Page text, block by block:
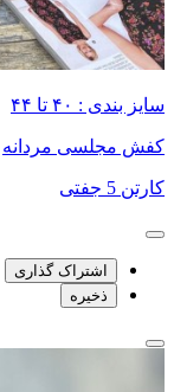
سایز بندی : ۴۰ تا ۴۴
کفش مجلسی مردانه
کارتن 5 جفتی
اشتراک گذاری
ذخیره